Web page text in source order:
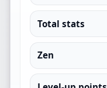
Total stats
Zen